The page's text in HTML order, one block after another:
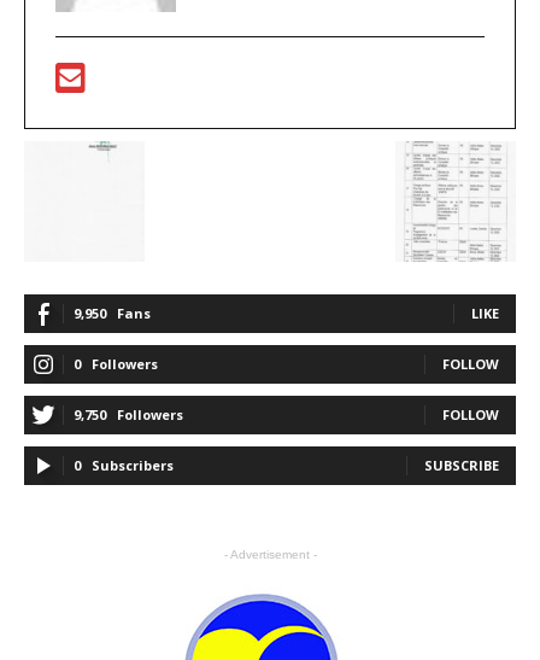
9,950 Fans LIKE
0 Followers FOLLOW
9,750 Followers FOLLOW
0 Subscribers SUBSCRIBE
- Advertisement -